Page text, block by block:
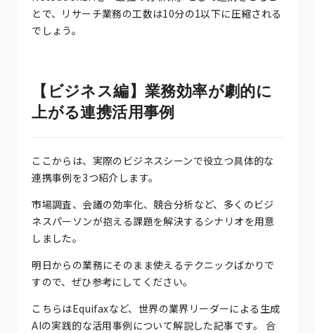
とで、リサーチ業務の工数は10分の1以下に圧縮される
でしょう。
【ビジネス編】業務効率が劇的に
上がる連携活用事例
ここからは、実際のビジネスシーンで役立つ具体的な
連携事例を3つ紹介します。
市場調査、会議の効率化、競合分析など、多くのビジ
ネスパーソンが抱える課題を解決するシナリオを用意
しました。
明日からの業務にそのまま使えるテクニックばかりで
すので、ぜひ参考にしてください。
こちらはEquifaxなど、世界の業界リーダーによる生成
AIの実践的な活用事例について解説した記事です。 合